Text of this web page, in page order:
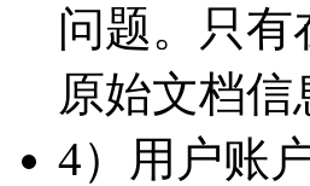
问题。只
原始文档信
4）用户账